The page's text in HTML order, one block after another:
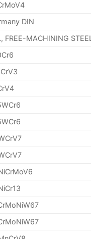
DIN
FREE-MACHINING STEEL